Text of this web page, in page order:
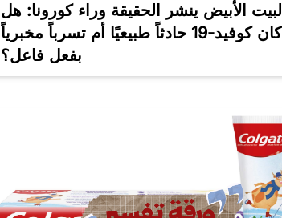
البيت الأبيض ينشر الحقيقة وراء كورونا: هل
كان كوفيد-19 حادثاً طبيعيًا أم تسرباً مخبرياً
بفعل فاعل؟